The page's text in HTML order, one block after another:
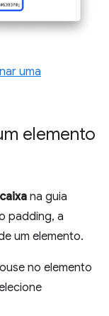
uma
elemento
na guia
padding, a
um elemento.
no elemento